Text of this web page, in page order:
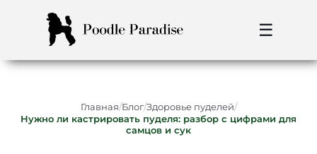
☰
Главная/Блог/Здоровье пуделей/
Нужно ли кастрировать пуделя: разбор с цифрами для
самцов и сук